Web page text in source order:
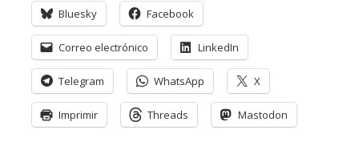
Bluesky Facebook
Correo electrónico LinkedIn
Telegram WhatsApp X
Imprimir Threads Mastodon